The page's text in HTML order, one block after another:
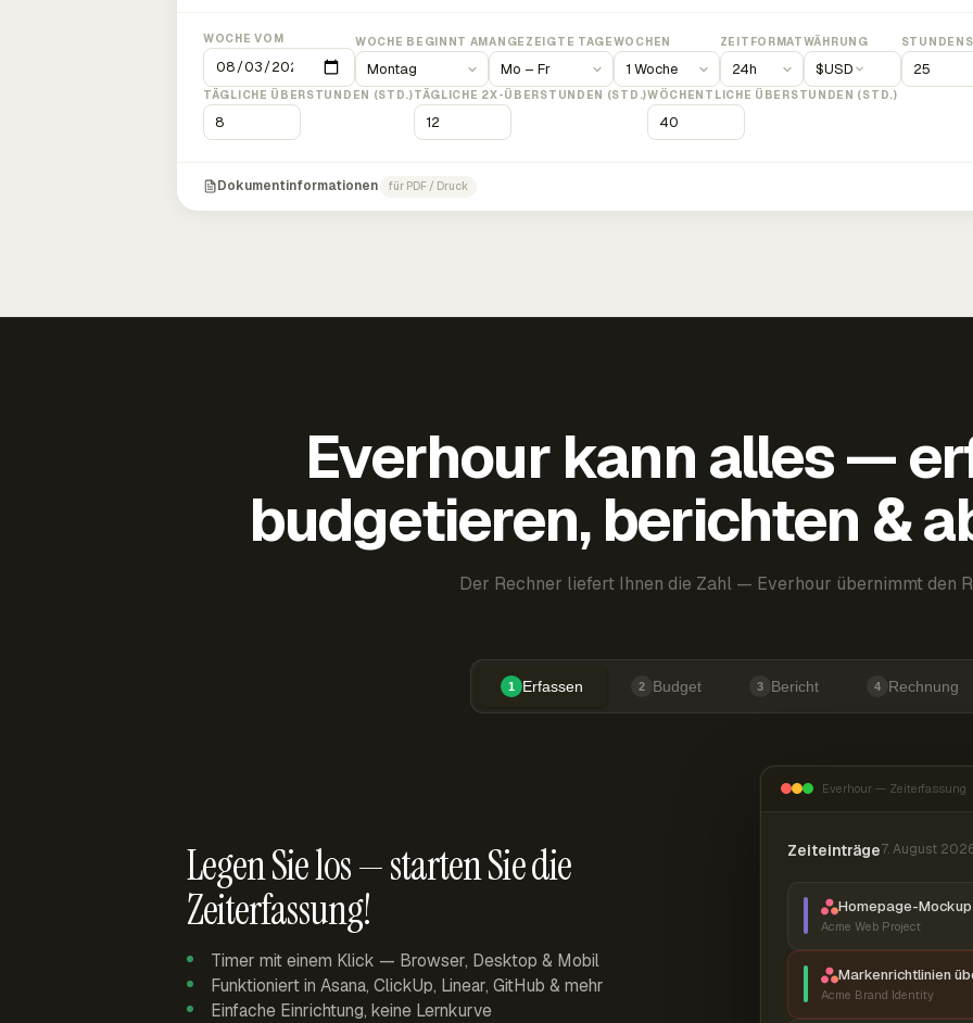
WOCHE VOM WOCHE BEGINNT AMANGEZEIGTE TAGEWOCHEN ZEITFORMATWÄHRUNG
$USD
TÄGLICHE ÜBERSTUNDEN (STD.)TÄGLICHE 2X-ÜBERSTUNDEN (STD.)WÖCHENTLICHE ÜBERSTUNDEN (STD.)
Dokumentinformationen für PDF / Druck
Everhour kann alles —
budgetieren, berichten &
Der Rechner liefert Ihnen die Zahl — Everhour übernimmt den
1 Erfassen 2 Budget 3 Bericht 4 Rechnung
Legen Sie los — starten Sie die
Zeiterfassung!
Timer mit einem Klick — Browser, Desktop & Mobil
Funktioniert in Asana, ClickUp, Linear, GitHub & mehr
Einfache Einrichtung, keine Lernkurve
Everhour — Zeiterfassung
Zeiteinträge7. August
Homepage-
Acme Web Project
Markenrichtlinien
Acme Brand Identity